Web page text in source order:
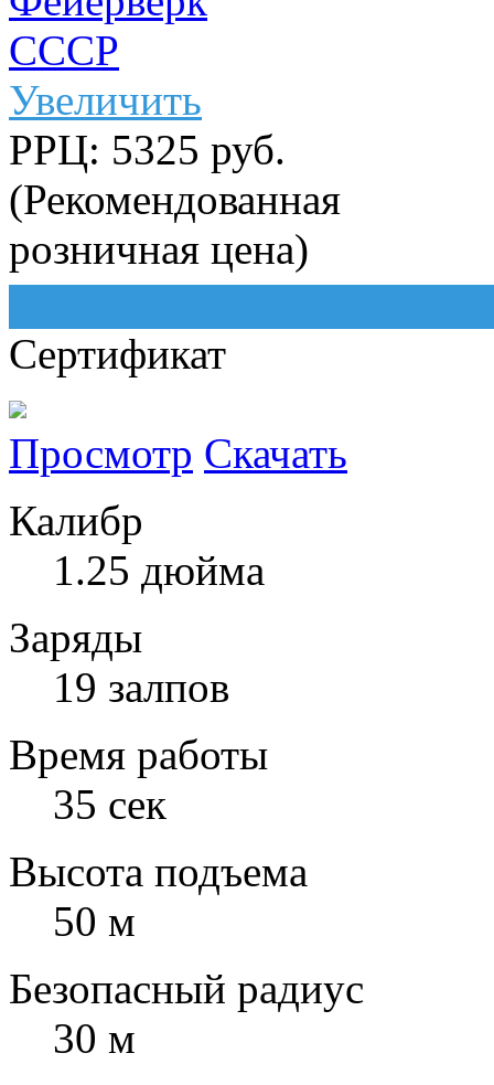
Увеличить
РРЦ: 5325 руб.
(Рекомендованная
розничная цена)
Сертификат
Просмотр Скачать
Калибр
1.25 дюйма
Заряды
19 залпов
Время работы
35 сек
Высота подъема
50 м
Безопасный радиус
30 м